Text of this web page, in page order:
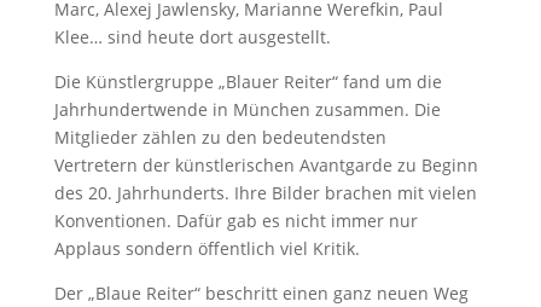
Marc, Alexej Jawlensky, Marianne Werefkin, Paul
Klee… sind heute dort ausgestellt.
Die Künstlergruppe „Blauer Reiter“ fand um die
Jahrhundertwende in München zusammen. Die
Mitglieder zählen zu den bedeutendsten
Vertretern der künstlerischen Avantgarde zu Beginn
des 20. Jahrhunderts. Ihre Bilder brachen mit vielen
Konventionen. Dafür gab es nicht immer nur
Applaus sondern öffentlich viel Kritik.
Der „Blaue Reiter“ beschritt einen ganz neuen Weg